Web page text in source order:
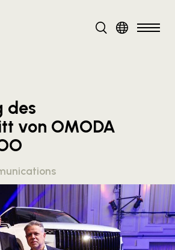
DE
des
von OMODA